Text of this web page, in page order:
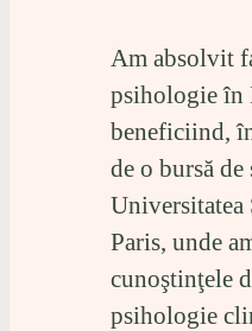
Am absolvit
psihologie în
beneficiind,
de o bursă
Universitatea
Paris, unde
cunoştinţele
psihologie